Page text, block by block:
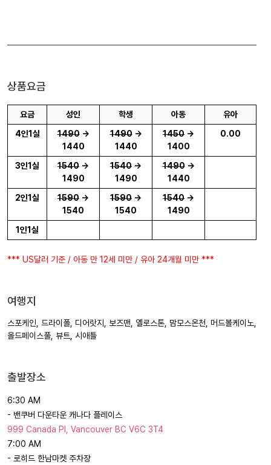
상품요금
요금 성인 학생 아동
유아
4인1실
1490->
1440
1490->
1440
1450 ->
1400
0.00
3인1실 1540 ->
1490
1540 ->
1490
1490->
1440
2인1실
1590 ->
1540
1590 ->
1540
1540 ->
1490
1인1실
*** US달러 기준 / 아동 만 12세 미만 / 유아 24개월 미만 ***
여행지
스포케인, 드라이폴, 디어랏지, 보즈맨, 옐로스톤, 맘모스온천, 머드볼케이노,
올드페이스풀, 뷰트, 시애틀
출발장소
6:30 AM
- 밴쿠버 다운타운 캐나다 플레이스
999 Canada Pl, Vancouver BC V6C 3T4
7:00 AM
- 로히드 한남마켓 주차장